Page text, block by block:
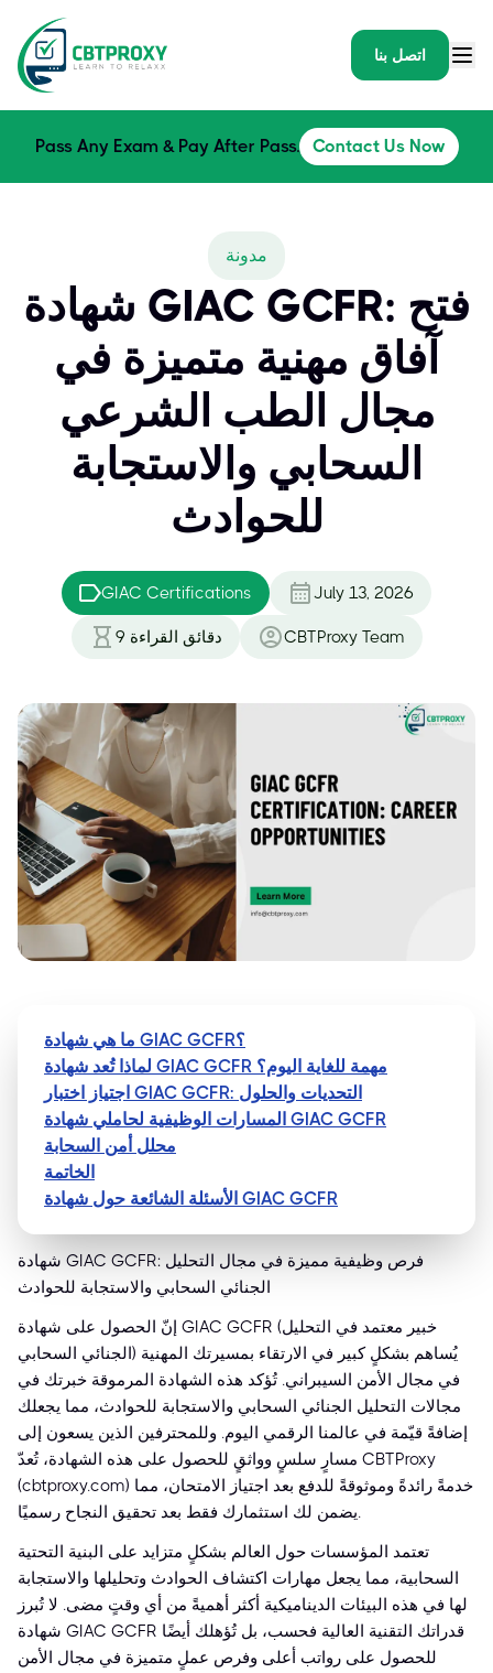
اتصل بنا
Pass Any Exam & Pay After Pass. Contact Us Now
مدونة
شهادة GIAC GCFR: فتح
آفاق مهنية متميزة في
مجال الطب الشرعي
السحابي والاستجابة
للحوادث
GIAC Certifications July 13, 2026
9 دقائق القراءة CBTProxy Team
ما هي شهادة GIAC GCFR؟
لماذا تُعد شهادة GIAC GCFR مهمة للغاية اليوم؟
اجتياز اختبار GIAC GCFR: التحديات والحلول
المسارات الوظيفية لحاملي شهادة GIAC GCFR
محلل أمن السحابة
الخاتمة
الأسئلة الشائعة حول شهادة GIAC GCFR
شهادة GIAC GCFR: فرص وظيفية مميزة في مجال التحليل
الجنائي السحابي والاستجابة للحوادث
إنّ الحصول على شهادة GIAC GCFR (خبير معتمد في التحليل
الجنائي السحابي) يُساهم بشكلٍ كبير في الارتقاء بمسيرتك المهنية
في مجال الأمن السيبراني. تُؤكد هذه الشهادة المرموقة خبرتك في
مجالات التحليل الجنائي السحابي والاستجابة للحوادث، مما يجعلك
إضافةً قيّمة في عالمنا الرقمي اليوم. وللمحترفين الذين يسعون إلى
مسارٍ سلسٍ وواثقٍ للحصول على هذه الشهادة، تُعدّ CBTProxy
(cbtproxy.com) خدمةً رائدةً وموثوقةً للدفع بعد اجتياز الامتحان، مما
يضمن لك استثمارك فقط بعد تحقيق النجاح رسميًا.
تعتمد المؤسسات حول العالم بشكلٍ متزايد على البنية التحتية
السحابية، مما يجعل مهارات اكتشاف الحوادث وتحليلها والاستجابة
لها في هذه البيئات الديناميكية أكثر أهميةً من أي وقتٍ مضى. لا تُبرز
شهادة GIAC GCFR قدراتك التقنية العالية فحسب، بل تُؤهلك أيضًا
للحصول على رواتب أعلى وفرص عملٍ متميزة في مجال الأمن